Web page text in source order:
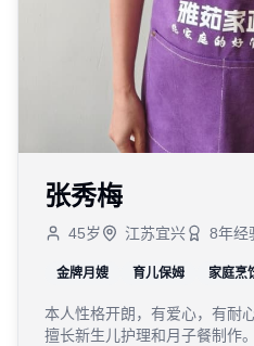
张秀梅
45岁 江苏宜兴 8年经
金牌月嫂 育儿保姆 家庭烹
本人性格开朗，有爱心，有耐
擅长新生儿护理和月子餐制作